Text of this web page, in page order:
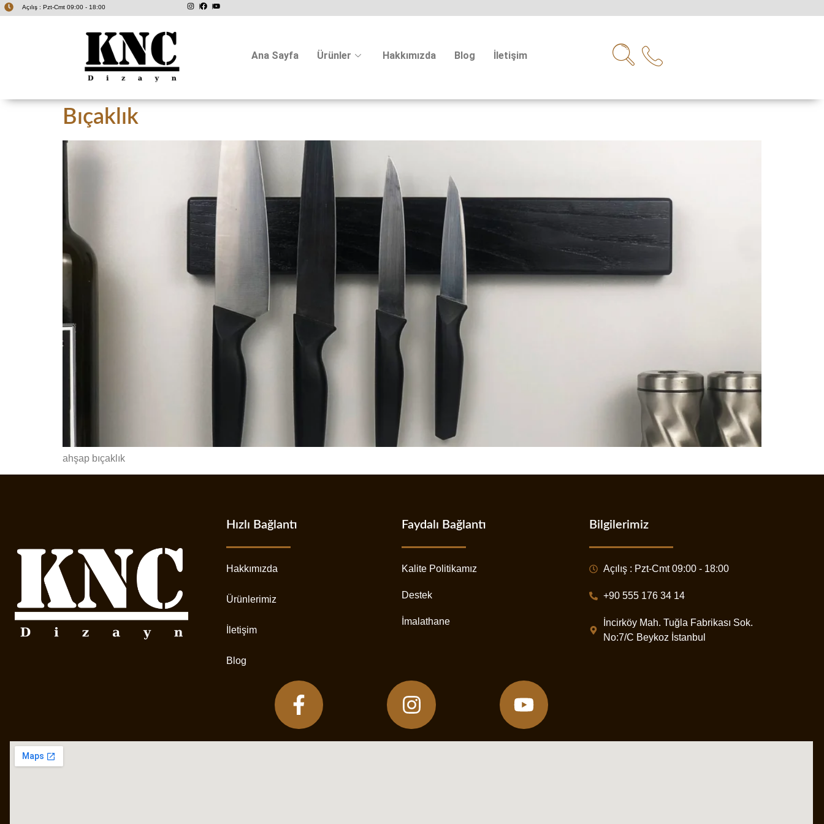
Açılış : Pzt-Cmt 09:00 - 18:00
Ana Sayfa Ürünler Hakkımızda Blog İletişim
Bıçaklık
ahşap bıçaklık
Hızlı Bağlantı
Hakkımızda
Ürünlerimiz
İletişim
Blog
Faydalı Bağlantı
Kalite Politikamız
Destek
İmalathane
Bilgilerimiz
Açılış : Pzt-Cmt 09:00 - 18:00
+90 555 176 34 14
İncirköy Mah. Tuğla Fabrikası Sok.
No:7/C Beykoz İstanbul